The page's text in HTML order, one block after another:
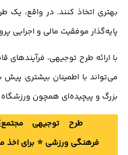
بهتری اتخاذ کنند. در واقع، یک
پایه‌گذار موفقیت مالی و اجرایی
با ارائه طرح توجیهی،
می‌تواند با اطمینان بیشتری پیش
بزرگ و پیچیده‌ای همچون
طرح توجیهی مجتمع
فرهنگی ورزشی ⭐️ برای اخذ